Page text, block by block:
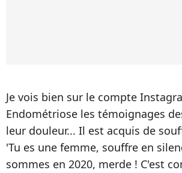
Je vois bien sur le compte
Endométriose les témoignages
leur douleur... Il est acquis de
'Tu es une femme, souffre en
sommes en 2020, merde ! C'est